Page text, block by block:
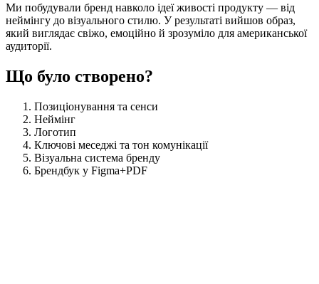
Ми побудували бренд навколо ідеї живості продукту — від
неймінгу до візуального стилю. У результаті вийшов образ,
який виглядає свіжо, емоційно й зрозуміло для американської
аудиторії.
Що було створено?
Позиціонування та сенси
Неймінг
Логотип
Ключові меседжі та тон комунікації
Візуальна система бренду
Брендбук у Figma+PDF